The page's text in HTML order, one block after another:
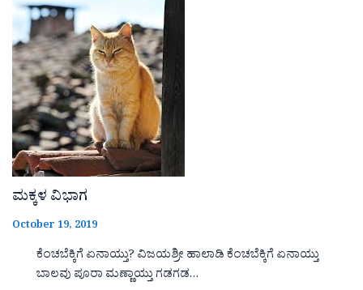
ಮಕ್ಕಳ ವಿಭಾಗ
October 19, 2019
ಕೆಂಚಬೆಕ್ಕಿಗೆ ಏನಾಯ್ತು? ವಿಜಯಶ್ರೀ ಹಾಲಾಡಿ ಕೆಂಚಬೆಕ್ಕಿಗೆ ಏನಾಯ್ತು
ಬಾಲವು ಪೂರಾ ಮಣ್ಣಾಯ್ತು ಗಡಗಡ…